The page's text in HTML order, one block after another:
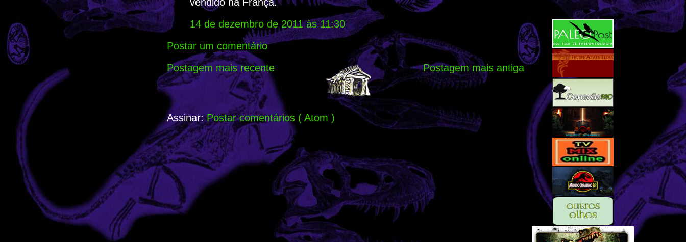
14 de dezembro de 2011 às 11:30
Postar um comentário
Postagem mais recente
Postagem mais antiga
Assinar:Postar comentários ( Atom )